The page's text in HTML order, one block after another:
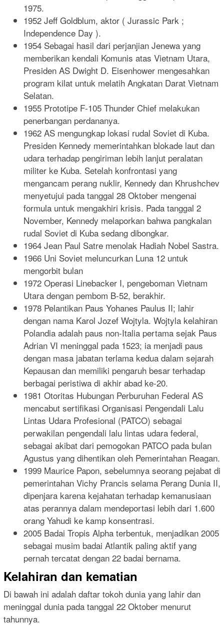
1975.
1952 Jeff Goldblum, aktor ( Jurassic Park ;
Independence Day ).
1954 Sebagai hasil dari perjanjian Jenewa yang
memberikan kendali Komunis atas Vietnam Utara,
Presiden AS Dwight D. Eisenhower mengesahkan
program kilat untuk melatih Angkatan Darat Vietnam
Selatan.
1955 Prototipe F-105 Thunder Chief melakukan
penerbangan perdananya.
1962 AS mengungkap lokasi rudal Soviet di Kuba.
Presiden Kennedy memerintahkan blokade laut dan
udara terhadap pengiriman lebih lanjut peralatan
militer ke Kuba. Setelah konfrontasi yang
mengancam perang nuklir, Kennedy dan Khrushchev
menyetujui pada tanggal 28 Oktober mengenai
formula untuk mengakhiri krisis. Pada tanggal 2
November, Kennedy melaporkan bahwa pangkalan
rudal Soviet di Kuba sedang dibongkar.
1964 Jean Paul Satre menolak Hadiah Nobel Sastra.
1966 Uni Soviet meluncurkan Luna 12 untuk
mengorbit bulan
1972 Operasi Linebacker I, pengeboman Vietnam
Utara dengan pembom B-52, berakhir.
1978 Pelantikan Paus Yohanes Paulus II; lahir
dengan nama Karol Jozef Wojtyla. Wojtyla kelahiran
Polandia adalah paus non-Italia pertama sejak Paus
Adrian VI meninggal pada 1523; ia menjadi paus
dengan masa jabatan terlama kedua dalam sejarah
Kepausan dan memiliki pengaruh besar terhadap
berbagai peristiwa di akhir abad ke-20.
1981 Otoritas Hubungan Perburuhan Federal AS
mencabut sertifikasi Organisasi Pengendali Lalu
Lintas Udara Profesional (PATCO) sebagai
perwakilan pengendali lalu lintas udara federal,
sebagai akibat dari pemogokan PATCO pada bulan
Agustus yang dihentikan oleh Pemerintahan Reagan.
1999 Maurice Papon, sebelumnya seorang pejabat di
pemerintahan Vichy Prancis selama Perang Dunia II,
dipenjara karena kejahatan terhadap kemanusiaan
atas perannya dalam mendeportasi lebih dari 1.600
orang Yahudi ke kamp konsentrasi.
2005 Badai Tropis Alpha terbentuk, menjadikan 2005
sebagai musim badai Atlantik paling aktif yang
pernah tercatat dengan 22 badai bernama.
Kelahiran dan kematian
Di bawah ini adalah daftar tokoh dunia yang lahir dan
meninggal dunia pada tanggal 22 Oktober menurut
tahunnya.